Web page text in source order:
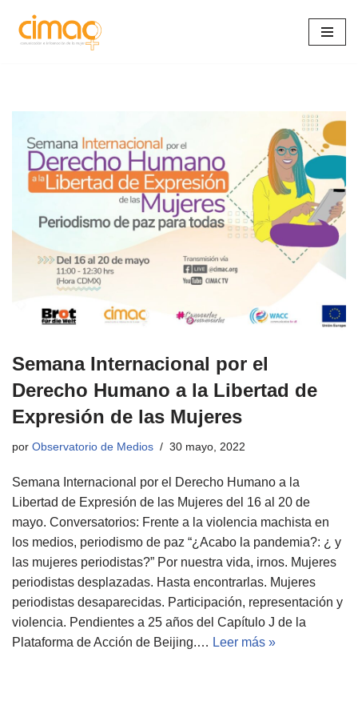
Saltar
Semana Internacional por el
Derecho Humano a la Libertad de
Expresión de las Mujeres
por Observatorio de Medios 30 mayo, 2022
Semana Internacional por el Derecho Humano a la
Libertad de Expresión de las Mujeres del 16 al 20 de
mayo. Conversatorios: Frente a la violencia machista en
los medios, periodismo de paz “¿Acabo la pandemia?: ¿ y
las mujeres periodistas?” Por nuestra vida, irnos. Mujeres
periodistas desplazadas. Hasta encontrarlas. Mujeres
periodistas desaparecidas. Participación, representación y
violencia. Pendientes a 25 años del Capítulo J de la
Plataforma de Acción de Beijing.… Leer más »